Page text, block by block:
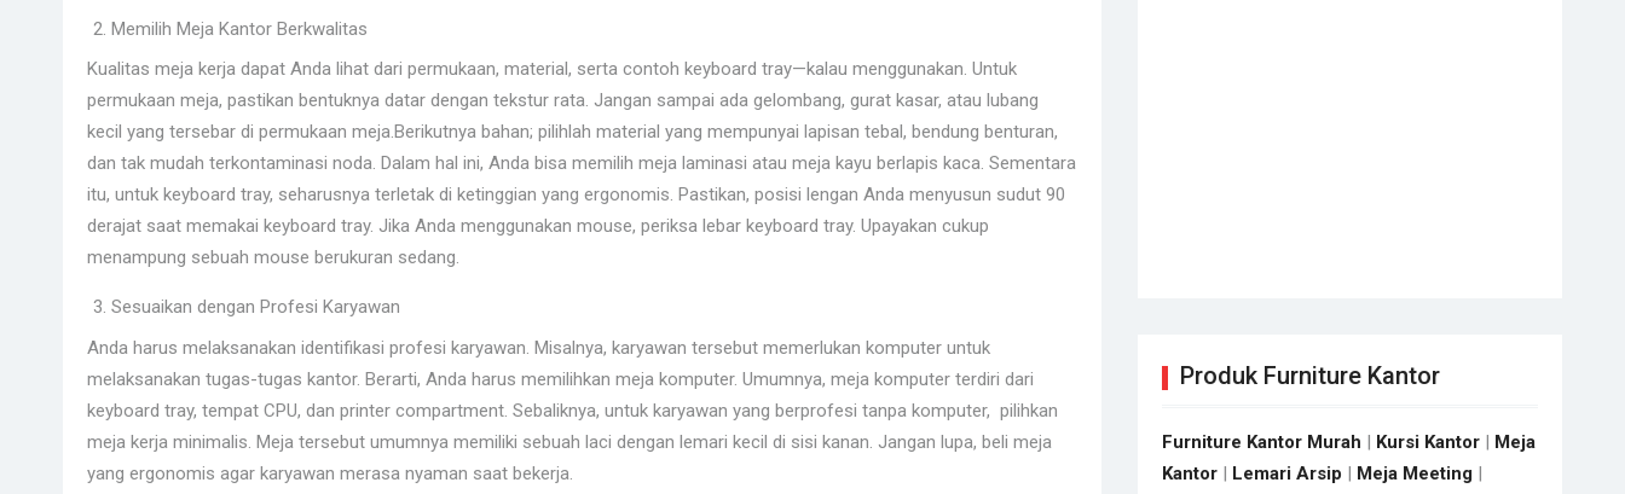
Memilih Meja Kantor Berkwalitas
Kualitas meja kerja dapat Anda lihat dari permukaan, material, serta contoh keyboard tray—kalau menggunakan. Untuk
permukaan meja, pastikan bentuknya datar dengan tekstur rata. Jangan sampai ada gelombang, gurat kasar, atau lubang
kecil yang tersebar di permukaan meja.Berikutnya bahan; pilihlah material yang mempunyai lapisan tebal, bendung benturan,
dan tak mudah terkontaminasi noda. Dalam hal ini, Anda bisa memilih meja laminasi atau meja kayu berlapis kaca. Sementara
itu, untuk keyboard tray, seharusnya terletak di ketinggian yang ergonomis. Pastikan, posisi lengan Anda menyusun sudut 90
derajat saat memakai keyboard tray. Jika Anda menggunakan mouse, periksa lebar keyboard tray. Upayakan cukup
menampung sebuah mouse berukuran sedang.
Sesuaikan dengan Profesi Karyawan
Anda harus melaksanakan identifikasi profesi karyawan. Misalnya, karyawan tersebut memerlukan komputer untuk
melaksanakan tugas-tugas kantor. Berarti, Anda harus memilihkan meja komputer. Umumnya, meja komputer terdiri dari
keyboard tray, tempat CPU, dan printer compartment. Sebaliknya, untuk karyawan yang berprofesi tanpa komputer, pilihkan
meja kerja minimalis. Meja tersebut umumnya memiliki sebuah laci dengan lemari kecil di sisi kanan. Jangan lupa, beli meja
yang ergonomis agar karyawan merasa nyaman saat bekerja.
Produk Furniture Kantor
Furniture Kantor Murah | Kursi Kantor | Meja
Kantor | Lemari Arsip | Meja Meeting |